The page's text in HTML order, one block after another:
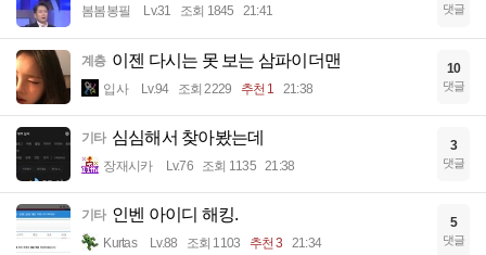
봄봄봉필 Lv.31 조회 1845 21:41 댓글
계층 이젠 다시는 못 보는 삼파이더맨
입사 Lv.94 조회 2229 추천 1 21:38
10
댓글
기타 심심해서 찾아봤는데
장재시카 Lv.76 조회 1135 21:38
3
댓글
기타 인벤 아이디 해킹.
Kurtas Lv.88 조회 1103 추천 3 21:34
5
댓글